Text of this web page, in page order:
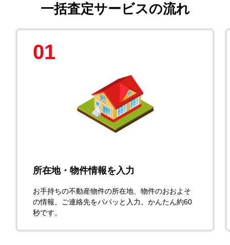
一括査定サービスの流れ
01
所在地・物件情報を入力
お手持ちの不動産物件の所在地、物件のおおよそ
の情報、ご連絡先をパパッと入力。かんたん約60
秒です。